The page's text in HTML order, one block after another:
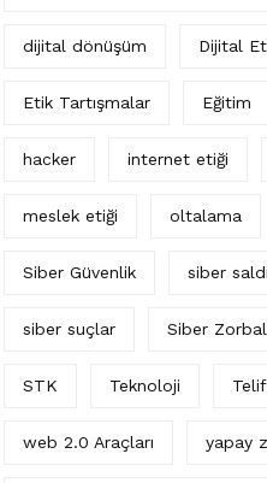
dijital dönüşüm Dijital
Etik Tartışmalar Eğitim
hacker internet etiği
meslek etiği oltalama
Siber Güvenlik siber
siber suçlar Siber
STK Teknoloji
web 2.0 Araçları yapay